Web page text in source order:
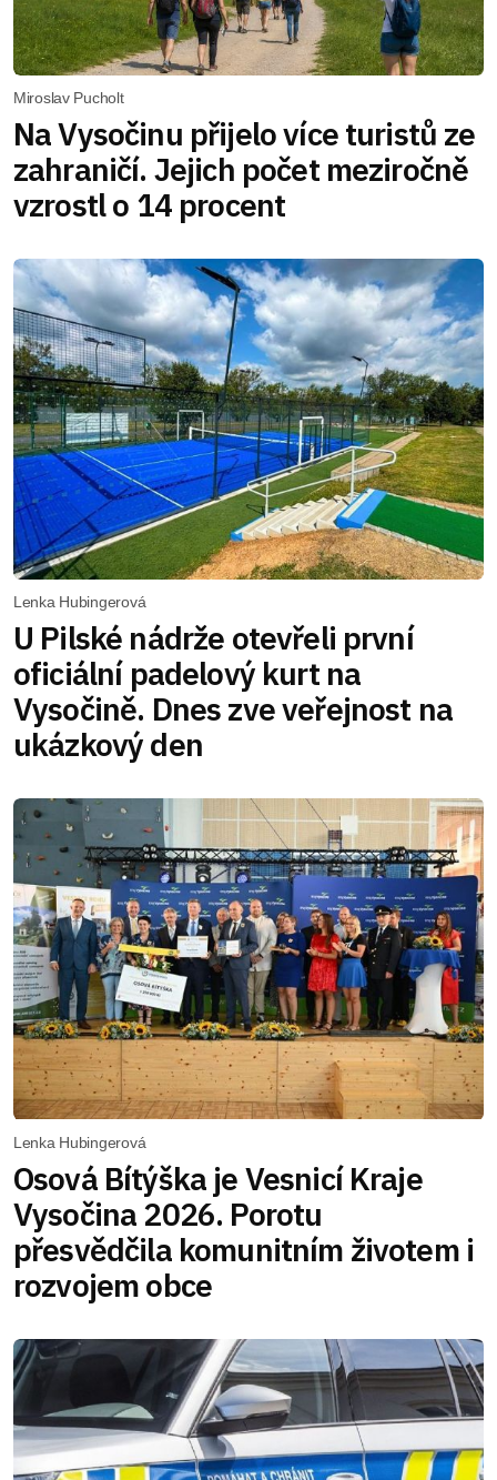
Miroslav Pucholt
Na Vysočinu přijelo více turistů ze
zahraničí. Jejich počet meziročně
vzrostl o 14 procent
Lenka Hubingerová
U Pilské nádrže otevřeli první
oficiální padelový kurt na
Vysočině. Dnes zve veřejnost na
ukázkový den
Lenka Hubingerová
Osová Bítýška je Vesnicí Kraje
Vysočina 2026. Porotu
přesvědčila komunitním životem i
rozvojem obce